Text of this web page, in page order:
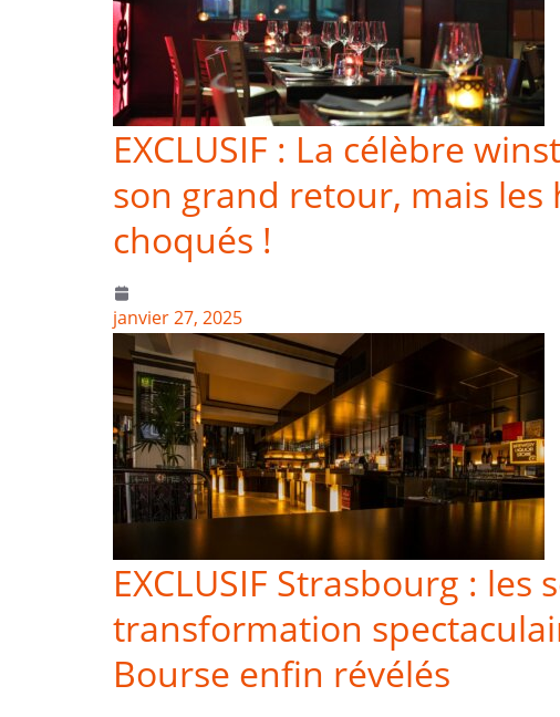
EXCLUSIF : La célèbre
son grand retour, mais
choqués !
janvier 27, 2025
EXCLUSIF Strasbourg : les
transformation
Bourse enfin révélés